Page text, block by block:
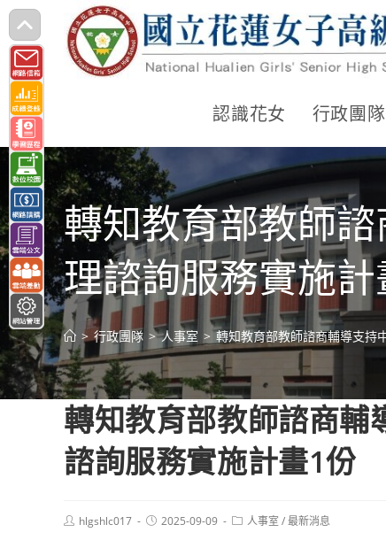
跳
轉
至
主
要
內
容
認識花女 行政團隊
轉知教育部教師
理諮詢服務實施
> 行政團隊 > 人事室 > 轉知教育部教師諮商輔導支持
轉知教育部教師諮商輔
諮詢服務實施計畫1份
Posthlgshlc017
Post2025-09-09
Post人事室 /最新消息